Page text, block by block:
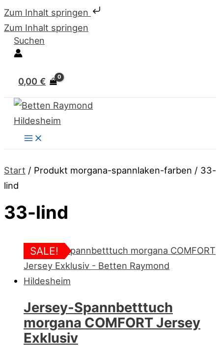
Zum Inhalt springen
Zum Inhalt springen
Suchen
0,00€
Start / Produkt morgana-spannlaken-farben / 33-
lind
33-lind
SALE!
Jersey-Spannbetttuch
morgana COMFORT Jersey
Exklusiv